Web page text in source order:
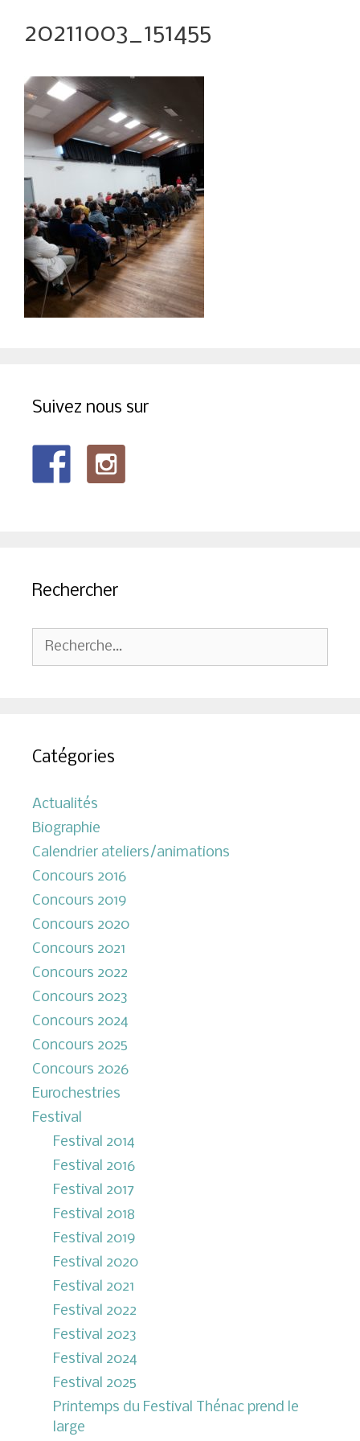
20211003_151455
Suivez nous sur
Rechercher
Rechercher :
Catégories
Actualités
Biographie
Calendrier ateliers/animations
Concours 2016
Concours 2019
Concours 2020
Concours 2021
Concours 2022
Concours 2023
Concours 2024
Concours 2025
Concours 2026
Eurochestries
Festival
Festival 2014
Festival 2016
Festival 2017
Festival 2018
Festival 2019
Festival 2020
Festival 2021
Festival 2022
Festival 2023
Festival 2024
Festival 2025
Printemps du Festival Thénac prend le
large